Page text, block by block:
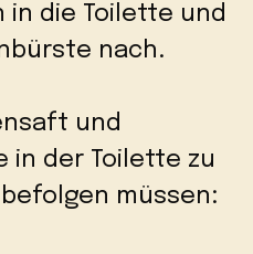
in die Toilette und
nach.
und
in der Toilette zu
müssen: